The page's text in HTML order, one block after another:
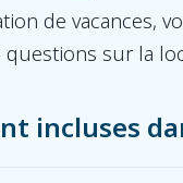
de vacances,
sur la
incluses